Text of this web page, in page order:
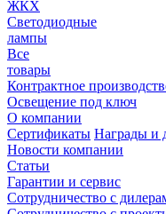
ЖКХ
Светодиодные
лампы
Все
товары
Контрактное
Освещение под ключ
О компании
Сертификаты Награды и
Новости компании
Статьи
Гарантии и сервис
Сотрудничество с